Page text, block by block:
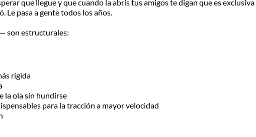
que llegue y que cuando la abrís tus amigos te digan que es
Le pasa a gente todos los años.
son estructurales:
rígida
la ola sin hundirse
para la tracción a mayor velocidad